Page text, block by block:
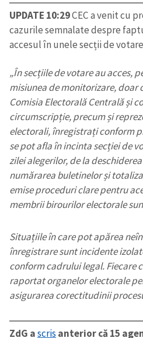
UPDATE 10:29CEC a venit cu
cazurile semnalate despre
accesul în unele secții de
„În secțiile de votare au acces,
misiunea de monitorizare,
Comisia Electorală Centrală și
circumscripție, precum și
electorali, înregistrați conform
se pot afla în incinta secției de
zilei alegerilor, de la
numărarea buletinelor și
emise proceduri clare pentru
membrii birourilor electorale
Situațiile în care pot apărea
înregistrare sunt incidente
conform cadrului legal. Fiecare
raportat organelor electorale
asigurarea corectitudinii
ZdG ascris anterior că 15